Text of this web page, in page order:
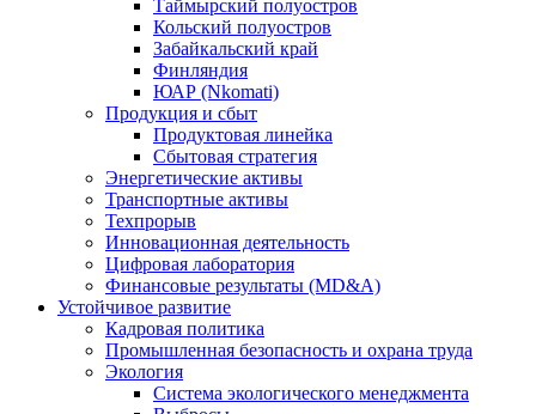
Таймырский полуостров
Кольский полуостров
Забайкальский край
Финляндия
ЮАР (Nkomati)
Продукция и сбыт
Продуктовая линейка
Сбытовая стратегия
Энергетические активы
Транспортные активы
Техпрорыв
Инновационная деятельность
Цифровая лаборатория
Финансовые результаты (MD&A)
Устойчивое развитие
Кадровая политика
Промышленная безопасность и охрана труда
Экология
Система экологического менеджмента